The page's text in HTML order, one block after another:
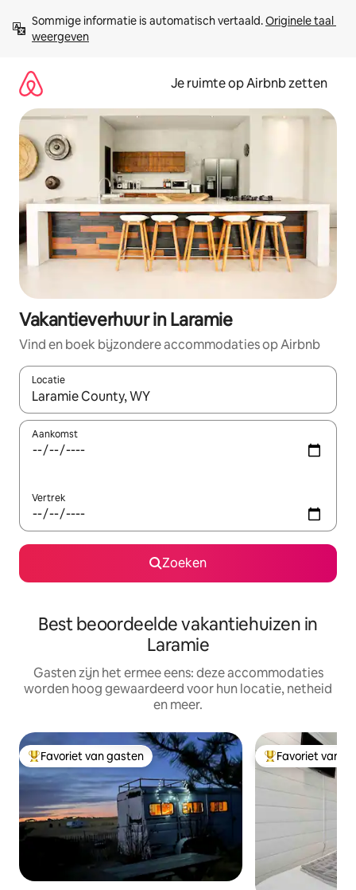
direct
naar
Sommige informatie is automatisch vertaald. Originele taal
weergeven
Je ruimte op Airbnb zetten
Vakantieverhuur in Laramie
Vind en boek bijzondere accommodaties op Airbnb
Locatie
Wanneer er suggesties beschikbaar zijn, maak je een keuze
Aankomst
Vertrek
Zoeken
Best beoordeelde vakantiehuizen in
Laramie
Gasten zijn het ermee eens: deze accommodaties
worden hoog gewaardeerd voor hun locatie, netheid
en meer.
Topfavoriet van gasten
Favoriet van gasten Topfavoriet van
Favoriet van